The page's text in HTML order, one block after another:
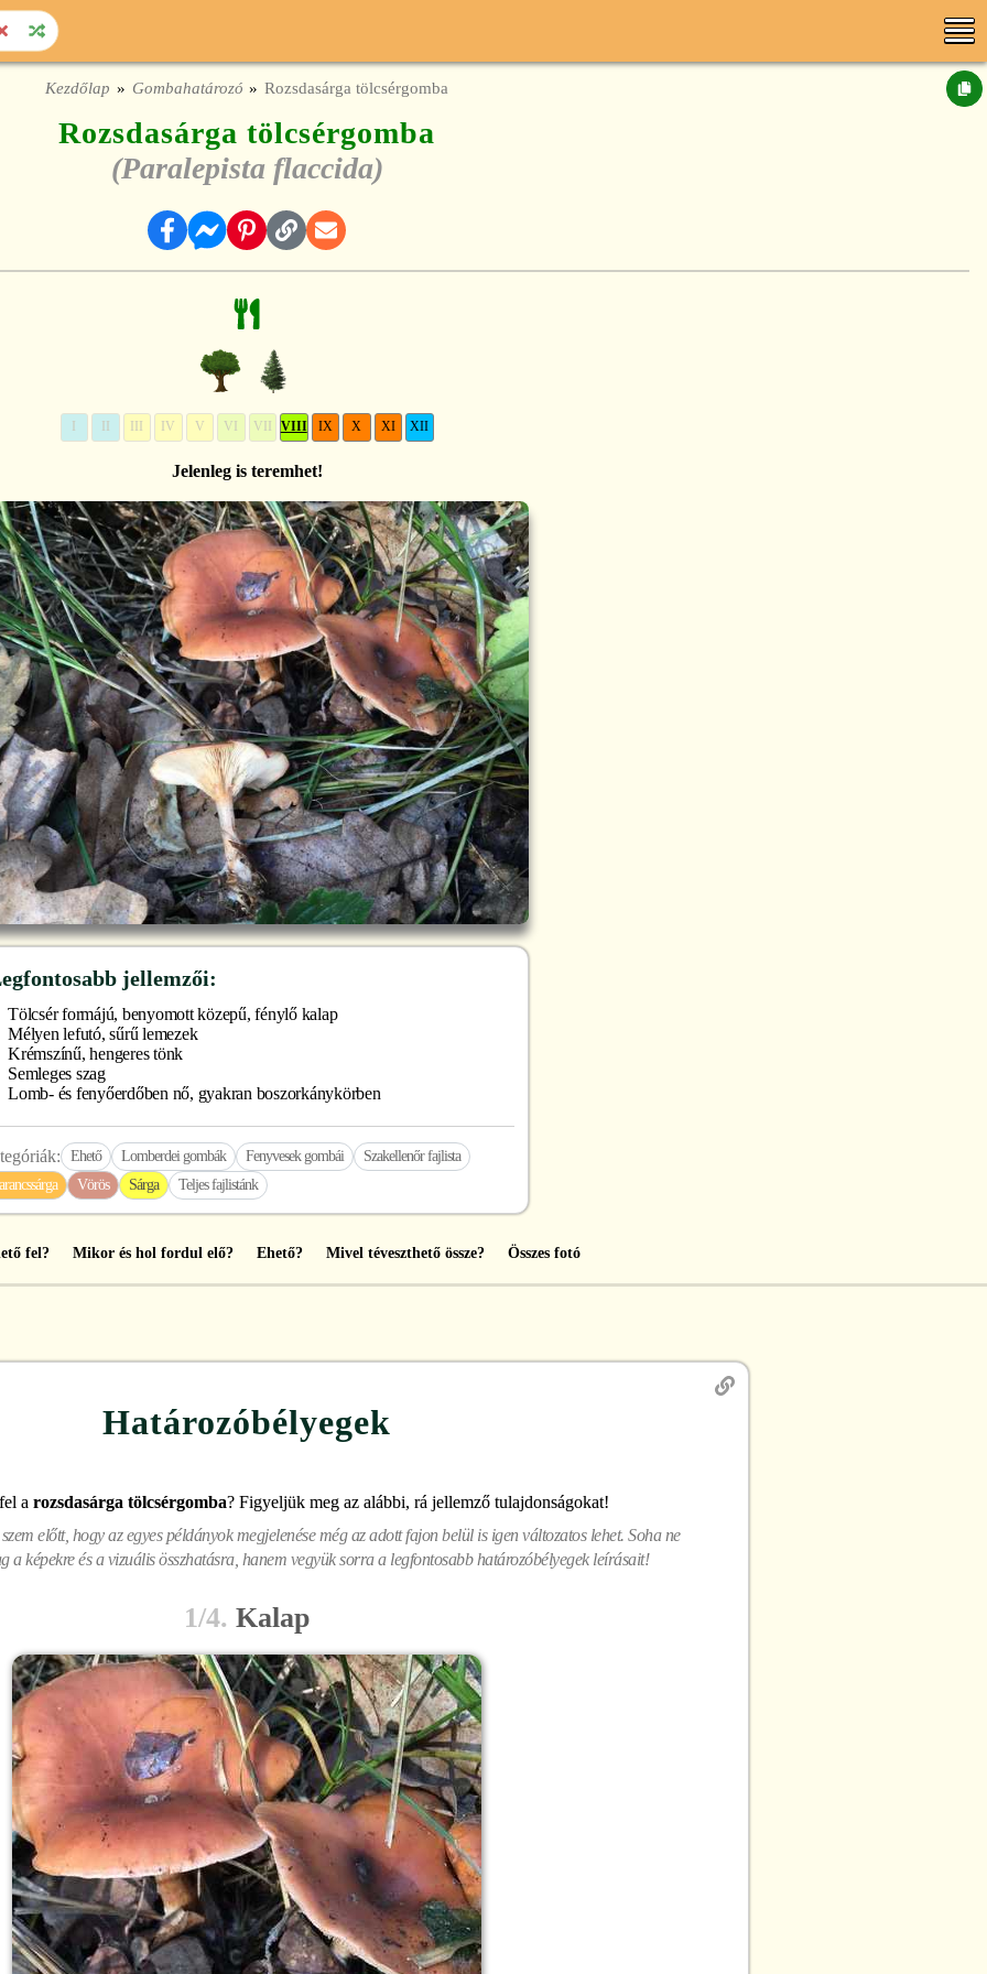
Kezdőlap Gombahatározó Rozsdasárga tölcsérgomba
Rozsdasárga tölcsérgomba
(Paralepista flaccida)
IV V VI VII VIII IX X XI XII
Jelenleg is teremhet!
jellemzői:
Tölcsér formájú, benyomott közepű, fénylő kalap
Mélyen lefutó, sűrű lemezek
Krémszínű, hengeres tönk
Semleges szag
Lomb- és fenyőerdőben nő, gyakran boszorkánykörben
Ehető Lomberdei gombák Fenyvesek gombái
Szakellenőr fajlista
Vörös Sárga Teljes fajlistánk
fel? Mikor és hol fordul elő? Ehető? Mivel téveszthető össze? Összes fotó
Határozóbélyegek
a rozsdasárga tölcsérgomba? Figyeljük meg az alábbi, rá jellemző tulajdonságokat!
előtt, hogy az egyes példányok megjelenése még az adott fajon belül is igen változatos lehet. Soha ne
a képekre és a vizuális összhatásra, hanem vegyük sorra a legfontosabb határozóbélyegek leírásait!
1/4. Kalap